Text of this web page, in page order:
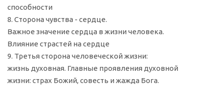
способности
8. Сторона чувства - сердце.
Важное значение сердца в жизни человека.
Влияние страстей на сердце
9. Третья сторона человеческой жизни:
жизнь духовная. Главные проявления духовной
жизни: страх Божий, совесть и жажда Бога.